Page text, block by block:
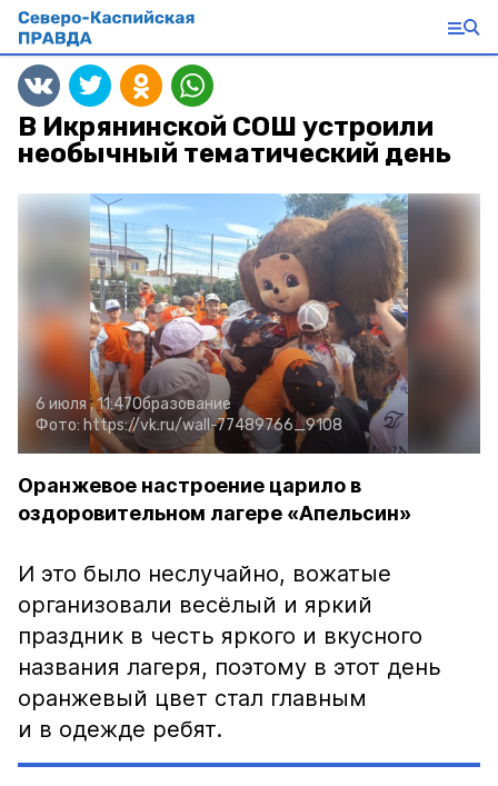
В Икрянинской СОШ устроили
необычный тематический день
6 июля , 11:47Образование
Фото: https://vk.ru/wall-77489766_9108
Оранжевое настроение царило в
оздоровительном лагере «Апельсин»
И это было неслучайно, вожатые
организовали весёлый и яркий
праздник в честь яркого и вкусного
названия лагеря, поэтому в этот день
оранжевый цвет стал главным
и в одежде ребят.